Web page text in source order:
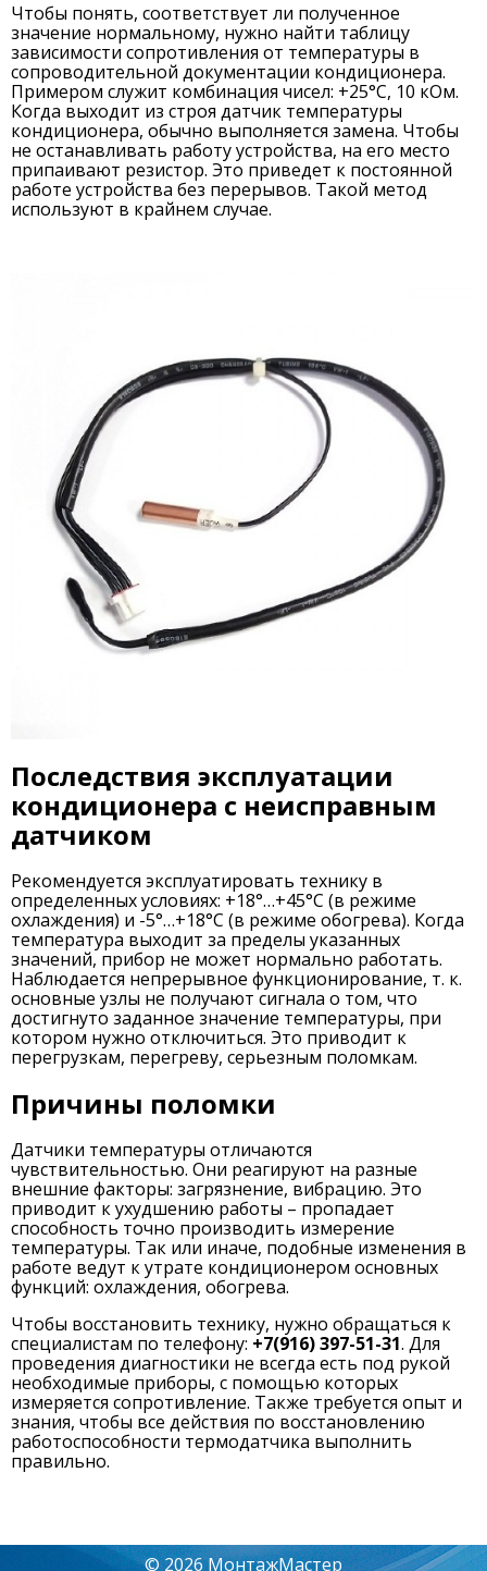
Чтобы понять, соответствует ли полученное
значение нормальному, нужно найти таблицу
зависимости сопротивления от температуры в
сопроводительной документации кондиционера.
Примером служит комбинация чисел: +25°С, 10 кОм.
Когда выходит из строя датчик температуры
кондиционера, обычно выполняется замена. Чтобы
не останавливать работу устройства, на его место
припаивают резистор. Это приведет к постоянной
работе устройства без перерывов. Такой метод
используют в крайнем случае.
Последствия эксплуатации
кондиционера с неисправным
датчиком
Рекомендуется эксплуатировать технику в
определенных условиях: +18°…+45°С (в режиме
охлаждения) и -5°…+18°С (в режиме обогрева). Когда
температура выходит за пределы указанных
значений, прибор не может нормально работать.
Наблюдается непрерывное функционирование, т. к.
основные узлы не получают сигнала о том, что
достигнуто заданное значение температуры, при
котором нужно отключиться. Это приводит к
перегрузкам, перегреву, серьезным поломкам.
Причины поломки
Датчики температуры отличаются
чувствительностью. Они реагируют на разные
внешние факторы: загрязнение, вибрацию. Это
приводит к ухудшению работы – пропадает
способность точно производить измерение
температуры. Так или иначе, подобные изменения в
работе ведут к утрате кондиционером основных
функций: охлаждения, обогрева.
Чтобы восстановить технику, нужно обращаться к
специалистам по телефону: +7(916) 397-51-31. Для
проведения диагностики не всегда есть под рукой
необходимые приборы, с помощью которых
измеряется сопротивление. Также требуется опыт и
знания, чтобы все действия по восстановлению
работоспособности термодатчика выполнить
правильно.
© 2026 МонтажМастер